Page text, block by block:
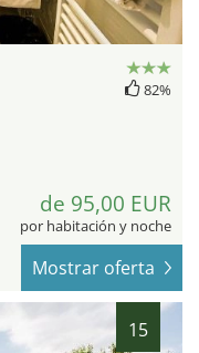
82%
de 95,00 EUR
por habitación y noche
Mostrar oferta
15